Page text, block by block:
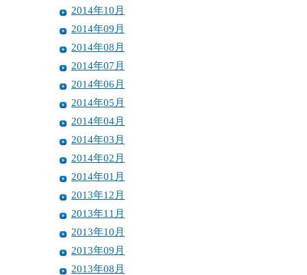
2014年10月
2014年09月
2014年08月
2014年07月
2014年06月
2014年05月
2014年04月
2014年03月
2014年02月
2014年01月
2013年12月
2013年11月
2013年10月
2013年09月
2013年08月